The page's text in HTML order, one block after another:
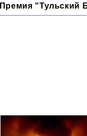
Премия "Тульский